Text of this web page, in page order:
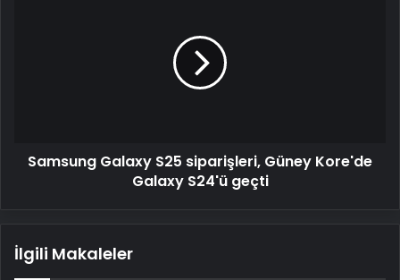
Samsung Galaxy S25 siparişleri, Güney Kore'de
Galaxy S24'ü geçti
İlgili Makaleler